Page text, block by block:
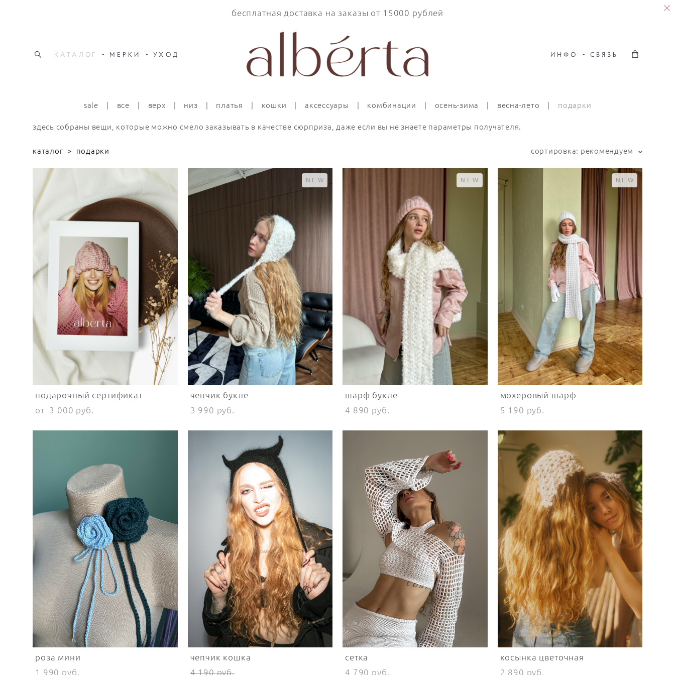
бесплатная доставка на заказы от 15000 рублей
КАТАЛОГ • МЕРКИ • УХОД ИНФО • СВЯЗЬ
sale все верх низ платья кошки аксессуары комбинации осень-зима весна-лето подарки
здесь собраны вещи, которые можно смело заказывать в качестве сюрприза, даже если вы не знаете параметры получателя.
каталог > подарки сортировка: рекомендуем
подарочный сертификат
от 3 000 pуб.
NEW
чепчик букле
3 990 pуб.
NEW
шарф букле
4 890 pуб.
NEW
мохеровый шарф
5 190 pуб.
роза мини
1 990 pуб.
чепчик кошка
4 190 pуб.
сетка
4 790 pуб.
косынка цветочная
2 890 pуб.